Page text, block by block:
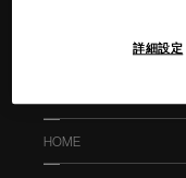
PROFESSIONAL
HOME
詳細設定